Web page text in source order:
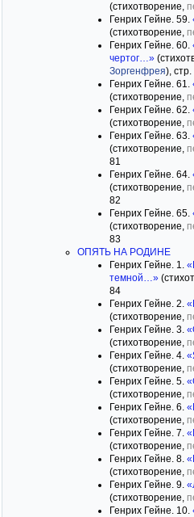
(стихотворение,
Генрих Гейне. 59.
(стихотворение,
Генрих Гейне. 60.
чертог…»
Зоргенфрея),
Генрих Гейне. 61.
(стихотворение,
Генрих Гейне. 62.
(стихотворение,
Генрих Гейне. 63.
(стихотворение,
81
Генрих Гейне. 64.
(стихотворение,
82
Генрих Гейне. 65.
(стихотворение,
83
ОПЯТЬ НА РОДИНЕ
Генрих Гейне. 1.
темной…»
84
Генрих Гейне. 2.
(стихотворение,
Генрих Гейне. 3.
(стихотворение,
Генрих Гейне. 4.
(стихотворение,
Генрих Гейне. 5.
(стихотворение,
Генрих Гейне. 6.
(стихотворение,
Генрих Гейне. 7.
(стихотворение,
Генрих Гейне. 8.
(стихотворение,
Генрих Гейне. 9.
(стихотворение,
Генрих Гейне. 10.